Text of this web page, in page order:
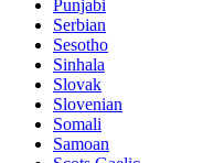
Punjabi
Serbian
Sesotho
Sinhala
Slovak
Slovenian
Somali
Samoan